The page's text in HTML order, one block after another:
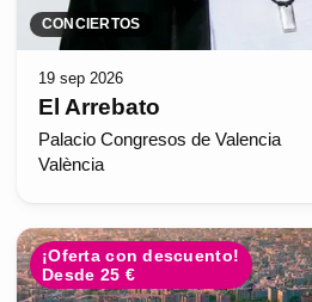
CONCIERTOS
19 sep 2026
El Arrebato
Palacio Congresos de Valencia
València
¡Oferta con descuento!
Desde 25 €